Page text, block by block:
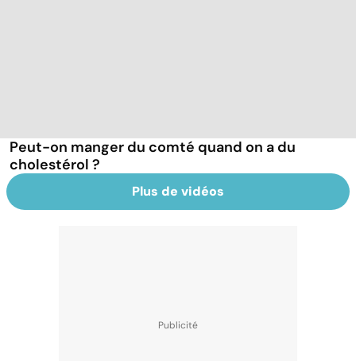
Peut-on manger du comté quand on a du
cholestérol ?
Plus de vidéos